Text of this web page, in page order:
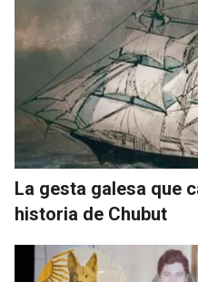
La gesta galesa que
historia de Chubut